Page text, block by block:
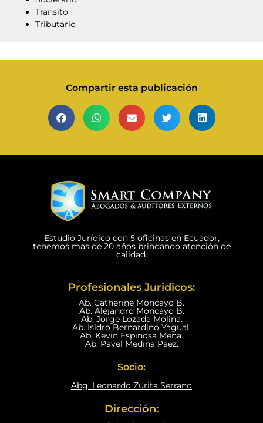
Transito
Tributario
Compartir esta publicación
Estudio Jurídico con 5 oficinas en Ecuador,
tenemos mas de 20 años brindando atención de
calidad.
Profesionales Juridicos:
Ab. Catherine Moncayo B.
Ab. Alejandro Moncayo B.
Ab. Jorge Lozada Molina.
Ab. Isidro Bernardino Yagual.
Ab. Kevin Espinosa Mena.
Ab. Pavel Medina Paez.
Socio:
Abg. Leonardo Zurita Serrano
Dirección: